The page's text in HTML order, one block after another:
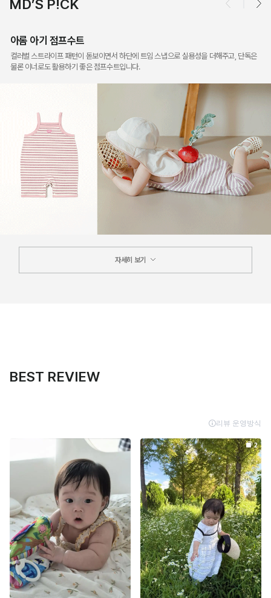
MD’S P!CK
아롬 아기 점프수트
컬러별 스트라이프 패턴이 돋보이면서 하단에 트임 스냅으로 실용성을 더해주고, 단독은
물론 이너로도 활용하기 좋은 점프수트입니다.
자세히 보기
BEST REVIEW